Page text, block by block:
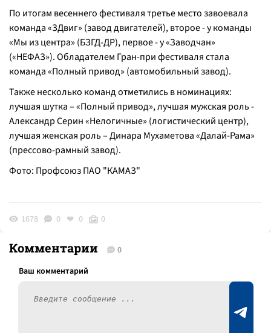
По итогам весеннего фестиваля третье место завоевала
команда «ЗДвиг» (завод двигателей), второе - у команды
«Мы из центра» (БЗГД-ДР), первое - у «Заводчан»
(«НЕФАЗ»). Обладателем Гран-при фестиваля стала
команда «Полный привод» (автомобильный завод).
Также несколько команд отметились в номинациях:
лучшая шутка – «Полный привод», лучшая мужская роль -
Александр Серин «Нелогичные» (логистический центр),
лучшая женская роль – Динара Мухаметова «Далай-Рама»
(прессово-рамный завод).
Фото: Профсоюз ПАО "КАМАЗ"
1678 0 0 0
Комментарии 0